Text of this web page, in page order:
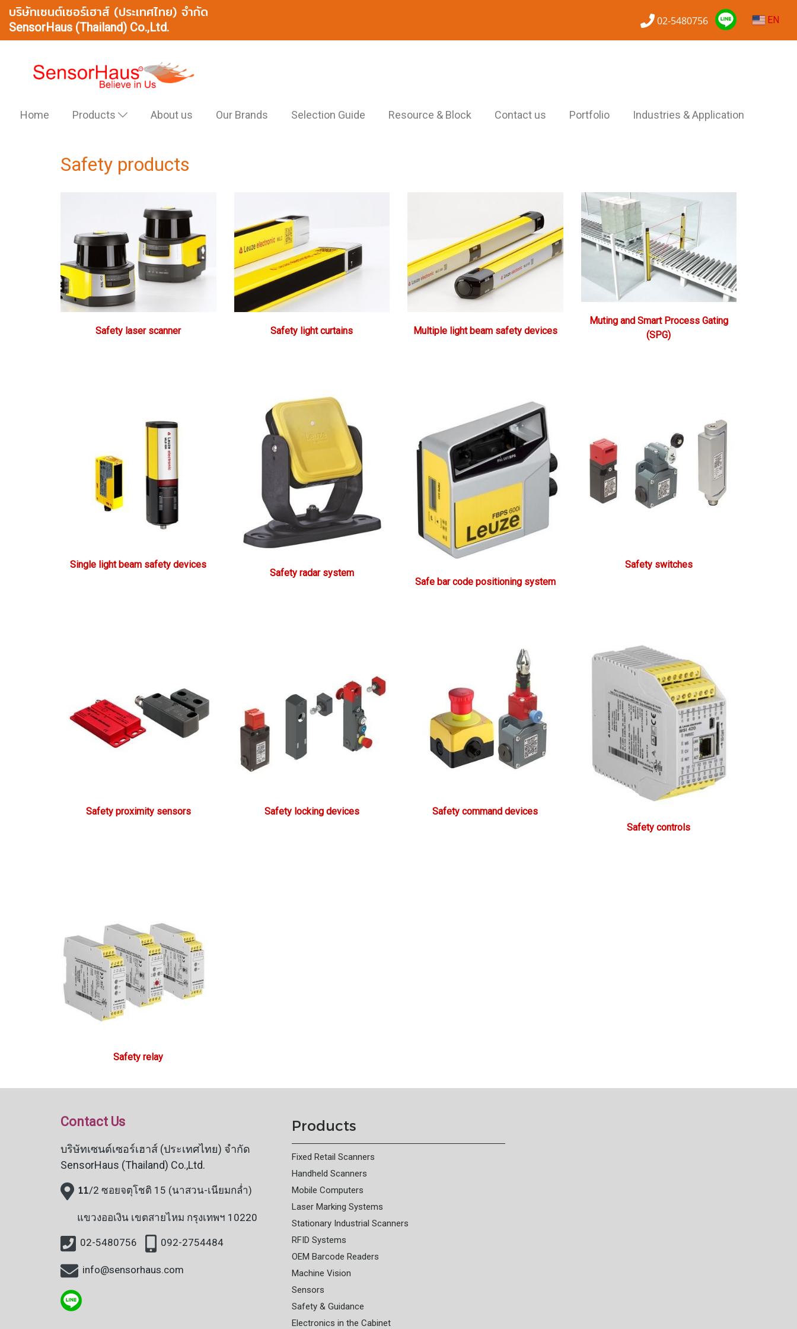
บริษัทเซนต์เซอร์เฮาส์ (ประเทศไทย) จำกัด
SensorHaus (Thailand) Co.,Ltd. 02-5480756 EN
Home Products About us Our Brands Selection Guide Resource & Block Contact us Portfolio Industries & Application
Safety products
Safety laser scanner Safety light curtains Multiple light beam safety devices
Muting and Smart Process Gating
(SPG)
Single light beam safety devices
Safety radar system
Safe bar code positioning system
Safety switches
Safety proximity sensors Safety locking devices
Safety command devices
Safety controls
Safety relay
Contact Us
บริษัทเซนต์เซอร์เฮาส์ (ประเทศไทย) จำกัด
SensorHaus (Thailand) Co.,Ltd.
11/2 ซอยจตุโชติ 15 (นาสวน-เนียมกล่ำ)
แขวงออเงิน เขตสายไหม กรุงเทพฯ 10220
02-5480756 092-2754484
info@sensorhaus.com
Products
Fixed Retail Scanners
Handheld Scanners
Mobile Computers
Laser Marking Systems
Stationary Industrial Scanners
RFID Systems
OEM Barcode Readers
Machine Vision
Sensors
Safety & Guidance
Electronics in the Cabinet